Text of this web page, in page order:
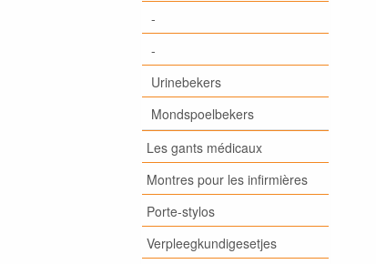
-
-
Urinebekers
Mondspoelbekers
Les gants médicaux
Montres pour les infirmières
Porte-stylos
Verpleegkundigesetjes